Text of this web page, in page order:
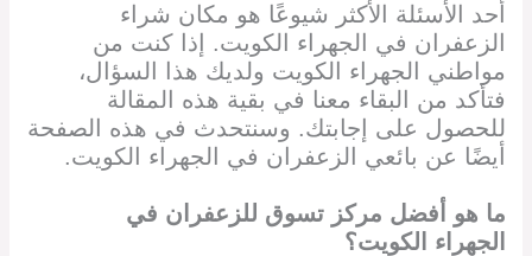
أحد الأسئلة الأكثر شيوعًا هو مكان شراء
الزعفران في
الجهراء الكويت. إذا كنت من
مواطني
الجهراء الكويت ولديك هذا السؤال،
فتأكد من البقاء معنا في بقية هذه المقالة
للحصول على إجابتك. وسنتحدث في هذه الصفحة
أيضًا عن بائعي الزعفران في
الجهراء الكويت.
ما هو أفضل مركز تسوق للزعفران في
الجهراء الكويت؟